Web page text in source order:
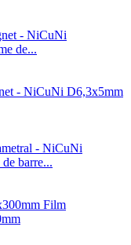
de...
D6,3x5mm
barre...
Film